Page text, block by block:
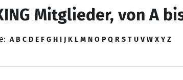
Mitglieder, von A
A B C D E F G H I J K L M N O P Q R S T U V W X Y Z